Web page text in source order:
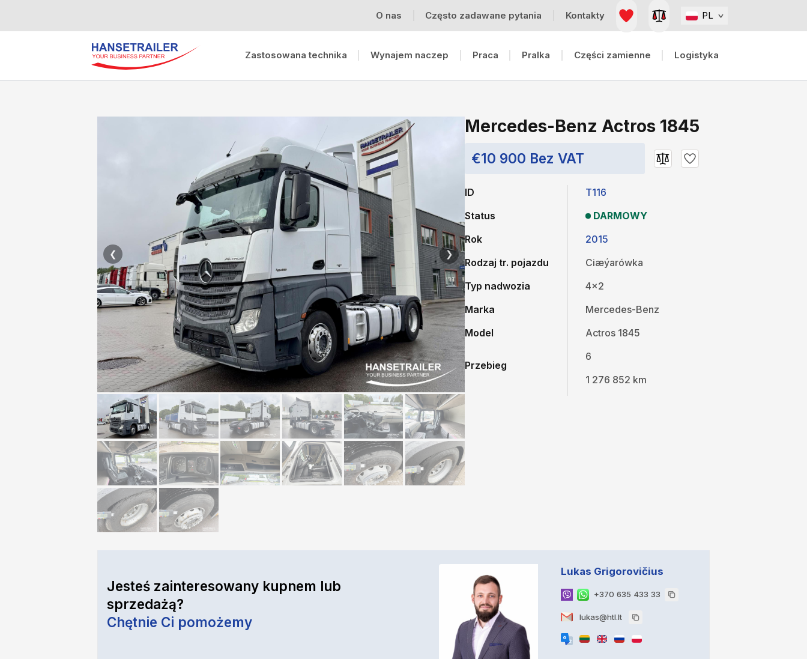
O nas Często zadawane pytania Kontakty PL
Zastosowana technika Wynajem naczep Praca Pralka Części zamienne Logistyka
❮ ❯
Mercedes-Benz Actros 1845
€10 900 Bez VAT
ID
Status
Rok
Rodzaj tr. pojazdu
Typ nadwozia
Marka
Model
Przebieg
T116
DARMOWY
2015
Ciæýarówka
4x2
Mercedes-Benz
Actros 1845
6
1 276 852 km
Jesteś zainteresowany kupnem lub
sprzedażą?
Chętnie Ci pomożemy
Lukas Grigorovičius
+370 635 433 33
lukas@htl.lt